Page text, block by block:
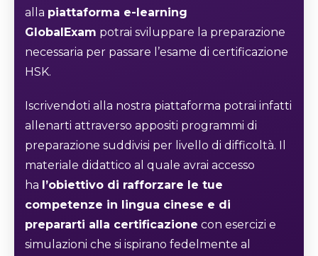
alla piattaforma e-learning
GlobalExam potrai sviluppare la preparazione
necessaria per passare l’esame di certificazione
HSK.
Iscrivendoti alla nostra piattaforma potrai infatti
allenarti attraverso appositi programmi di
preparazione suddivisi per livello di difficoltà. Il
materiale didattico al quale avrai accesso
ha l’obiettivo di rafforzare le tue
competenze in lingua cinese e di
prepararti alla certificazione con esercizi e
simulazioni che si ispirano fedelmente al